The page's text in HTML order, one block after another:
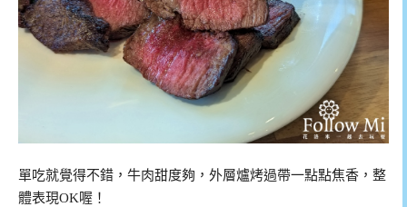
單吃就覺得不錯，牛肉甜度夠，外層爐烤過帶一點點焦香，整
體表現OK喔！